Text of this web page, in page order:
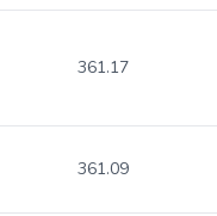
361.17
361.09